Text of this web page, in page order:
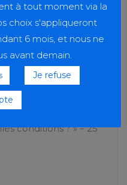
« Le sens du
conditions ? » – 25
à tout moment via la
choix s'appliqueront
6 mois, et nous ne
avant demain.
Je refuse